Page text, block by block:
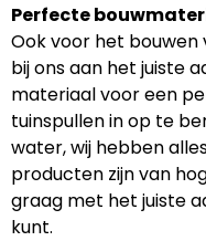
Perfecte
Ook voor het
bij ons aan het juiste
materiaal voor een
tuinspullen in op te
water, wij hebben
producten zijn van
graag met het juiste
kunt.